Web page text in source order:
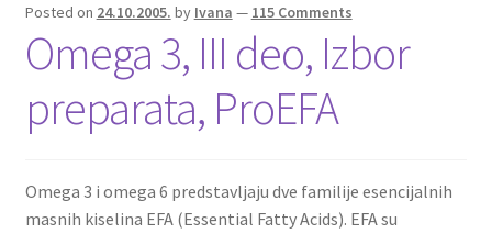
Posted on 24.10.2005. by Ivana — 115 Comments
Omega 3, III deo, Izbor
preparata, ProEFA
Omega 3 i omega 6 predstavljaju dve familije esencijalnih
masnih kiselina EFA (Essential Fatty Acids). EFA su